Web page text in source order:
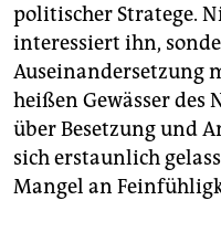
politischer Stratege.
interessiert ihn,
Auseinandersetzung
heißen Gewässer
über Besetzung und
sich erstaunlich
Mangel an